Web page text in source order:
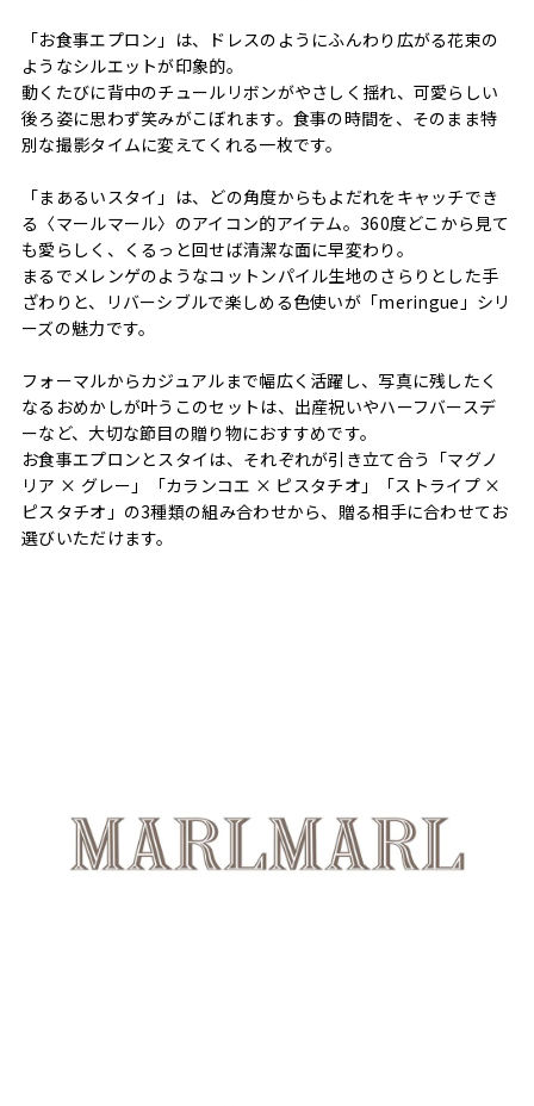
「お食事エプロン」は、ドレスのようにふんわり広がる花束の
ようなシルエットが印象的。
動くたびに背中のチュールリボンがやさしく揺れ、可愛らしい
後ろ姿に思わず笑みがこぼれます。食事の時間を、そのまま特
別な撮影タイムに変えてくれる一枚です。
「まあるいスタイ」は、どの角度からもよだれをキャッチでき
る〈マールマール〉のアイコン的アイテム。360度どこから見て
も愛らしく、くるっと回せば清潔な面に早変わり。
まるでメレンゲのようなコットンパイル生地のさらりとした手
ざわりと、リバーシブルで楽しめる色使いが「meringue」シリ
ーズの魅力です。
フォーマルからカジュアルまで幅広く活躍し、写真に残したく
なるおめかしが叶うこのセットは、出産祝いやハーフバースデ
ーなど、大切な節目の贈り物におすすめです。
お食事エプロンとスタイは、それぞれが引き立て合う「マグノ
リア × グレー」「カランコエ × ピスタチオ」「ストライプ ×
ピスタチオ」の3種類の組み合わせから、贈る相手に合わせてお
選びいただけます。